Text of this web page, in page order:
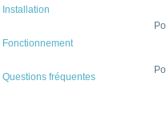
Installation
Fonctionnement
Questions fréquentes